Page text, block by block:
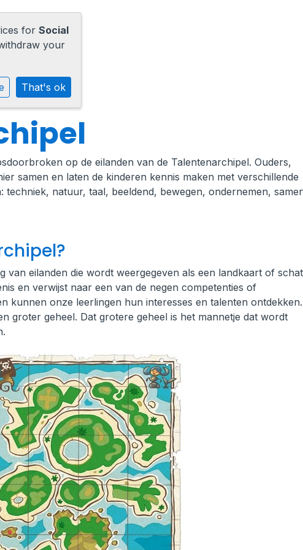
op de eilanden van de Talentenarchipel. Ouders,
samen en laten de kinderen kennis maken met verschillende
techniek, natuur, taal, beeldend, bewegen, ondernemen,
van eilanden die wordt weergegeven als een landkaart of
en verwijst naar een van de negen competenties of
kunnen onze leerlingen hun interesses en talenten
groter geheel. Dat grotere geheel is het mannetje dat wordt
for Social
your
That's ok